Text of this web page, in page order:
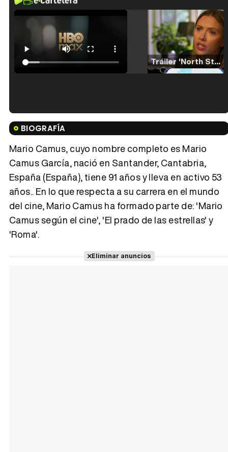
Tráiler 'North Star' (2023)
Tráiler en español de 'La isla olvidada'
Tráiler 'Vida perra' (2026)
BIOGRAFÍA
Mario Camus, cuyo nombre completo es Mario
Camus García, nació en Santander, Cantabria,
España (España), tiene 91 años y lleva en activo 53
años.. En lo que respecta a su carrera en el mundo
del cine, Mario Camus ha formado parte de: 'Mario
Camus según el cine', 'El prado de las estrellas' y
'Roma'.
Eliminar anuncios